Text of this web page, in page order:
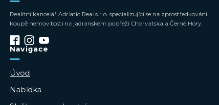
Realitní kancelář Adriatic Real s.r.o. specializující se na zprostředkování
koupě nemovitosti na jadranském pobřeží Chorvatska a Černé Hory.
Navigace
Úvod
Nabídka